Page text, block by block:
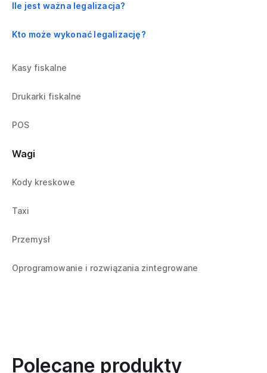
Kasy fiskalne
Drukarki fiskalne
POS
Wagi
Kody kreskowe
Taxi
Przemysł
Oprogramowanie i rozwiązania zintegrowane
Ile jest ważna legalizacja?
Kto może wykonać legalizację?
Polecane produkty